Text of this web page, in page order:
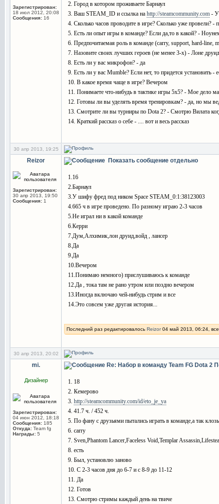
Зарегистрирован:
18 июл 2012, 20:08
Сообщения: 16
2. Город в котором проживаете Барнаул
3. Ваш STEAM_ID и ссылка на http://steamcommunity.com - У
4. Сколько часов проводите в игре? Сколько уже провели? -
5. Есть ли опыт игры в команде? Если да,то в какой? -
6. Предпочитаемая роль в команде (carry, support, hard-line,
7. Назовите своих лучших героев (не менее 3-х) - Лоне
8. Есть ли у вас микрофон? - да
9. Есть ли у вас Mumble? Если нет, то придется установить -
10. В какое время чаще в игре? Вечером
11. Понимаете что-нибудь в тактике игры 5х5? - Мое дело
12. Готовы ли вы уделять время тренировкам? - да, но мы
13. Смотрите ли вы турниры по Dota 2? - Смотрю Вилата
14. Краткий рассказ о себе - .... вот и весь рассказ
30 апр 2013, 19:25
Reizor
Зарегистрирован:
30 апр 2013, 19:50
Сообщения: 1
Показать сообщение отдельно
1.16
2.Барнаул
3.У шифу фред под ником Space STEAM_0:1:38123003
4.665 ч в игре проведено. По разному играю 2-3 часов
5.Не играл ни в какой команде
6.Керри
7.Дум,Алхимик,лон друид,войд , лансер
8.Да
9.Да
10.Вечером
11.Понимаю немного) прислушиваюсь к команде
12.Да , тока там не рано утром или поздно вечером
13.Иногда включаю чей-нибудь стрим и все
14.Это совсем уже другая история...
Последний раз редактировалось Reizor04 май 2013, 06:24,
30 апр 2013, 20:02
mi.
Дизайнер
Зарегистрирован:
04 июн 2012, 18:18
Сообщения: 185
Откуда: Team fg
Награды: 5
Re: Набор в команду Team FG Dota 2
1. 18
2. Кемерово
3. http://steamcommunity.com/id/eto_je_ya
4. 41.7 ч. / 452 ч.
5. По фану с друзьями пытались играть в команде,а так
6. carry
7. Sven,Phantom Lancer,Faceless Void,Templar
8. есть
9. Был, установлю заново
10. С 2-3 часов дня до 6-7 и с 8-9 до 11-12
11. Да
12. Готов
13. Смотрю стримы каждый день на твиче